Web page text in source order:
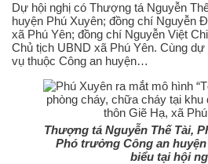
Dự hội nghị có Thượng tá Nguyễn
huyện Phú Xuyên; đồng chí Nguyễn
xã Phú Yên; đồng chí Nguyễn Việt
Chủ tịch UBND xã Phú Yên. Cùng
vụ thuộc Công an huyện…
Thượng tá Nguyễn Thế Tài,
Phó trưởng Công an
biểu tại hội